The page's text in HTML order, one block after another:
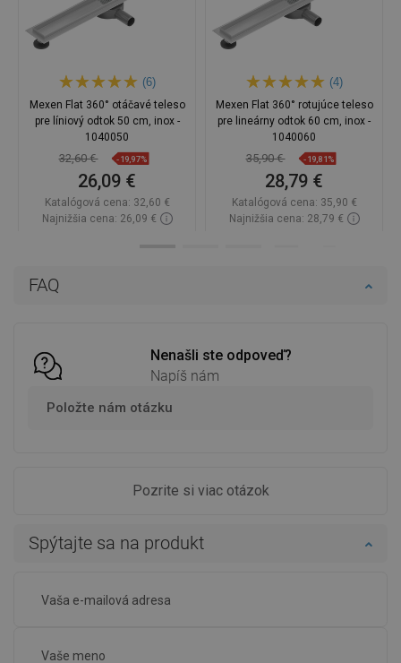
FAQ
Nenašli ste odpoveď?
Napíš nám
Položte nám otázku
Pozrite si viac otázok
Spýtajte sa na produkt
(6)
Mexen Flat 360° otáčavé teleso
pre líniový odtok 50 cm, inox -
1040050
32,60 € -19,97%
26,09 €
Katalógová cena: 32,60 €
Najnižšia cena: 26,09 €
(4)
Mexen Flat 360° rotujúce teleso
pre lineárny odtok 60 cm, inox -
1040060
35,90 € -19,81%
28,79 €
Katalógová cena: 35,90 €
Najnižšia cena: 28,79 €